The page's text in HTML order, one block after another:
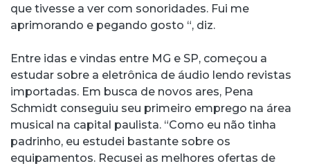
que tivesse a ver com sonoridades. Fui me
aprimorando e pegando gosto “, diz.
Entre idas e vindas entre MG e SP, começou a
estudar sobre a eletrônica de áudio lendo revistas
importadas. Em busca de novos ares, Pena
Schmidt conseguiu seu primeiro emprego na área
musical na capital paulista. “Como eu não tinha
padrinho, eu estudei bastante sobre os
equipamentos. Recusei as melhores ofertas de